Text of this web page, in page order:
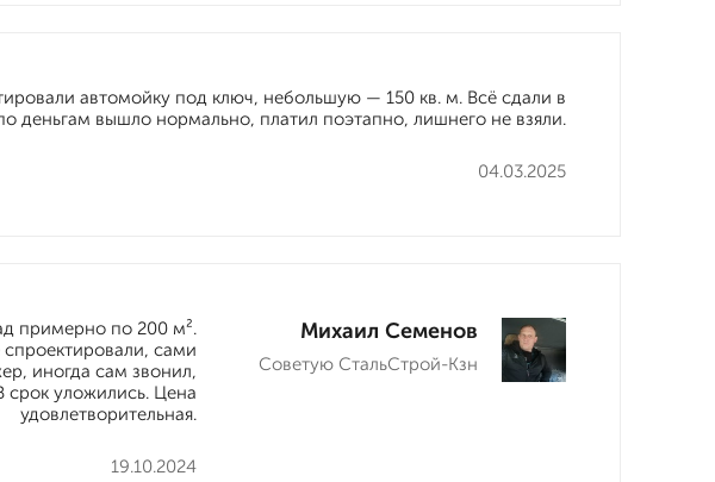
04.03.2025
автомойку под ключ, небольшую — 150 кв. м. Всё сдали в
деньгам вышло нормально, платил поэтапно, лишнего не взяли.
Михаил Семенов
Советую СтальСтрой-Кзн
19.10.2024
примерно по 200 м².
сами
иногда сам звонил,
срок уложились. Цена
удовлетворительная.